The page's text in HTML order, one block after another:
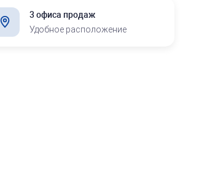
3 офиса продаж
Удобное расположение